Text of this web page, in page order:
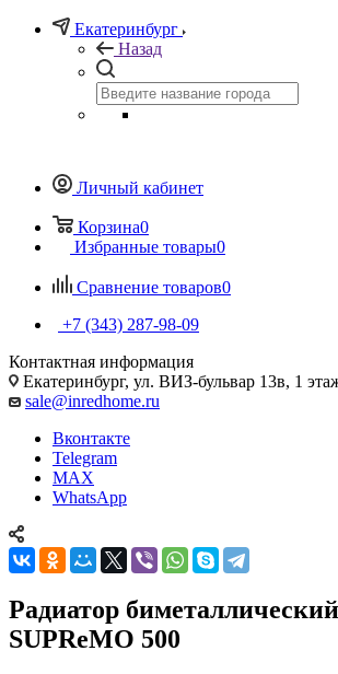
Екатеринбург
Назад
Личный кабинет
Корзина0
Избранные товары0
Сравнение товаров0
+7 (343) 287-98-09
Контактная информация
Екатеринбург, ул. ВИЗ-бульвар 13в, 1
sale@inredhome.ru
Вконтакте
Telegram
MAX
WhatsApp
Радиатор
SUPReMO 500